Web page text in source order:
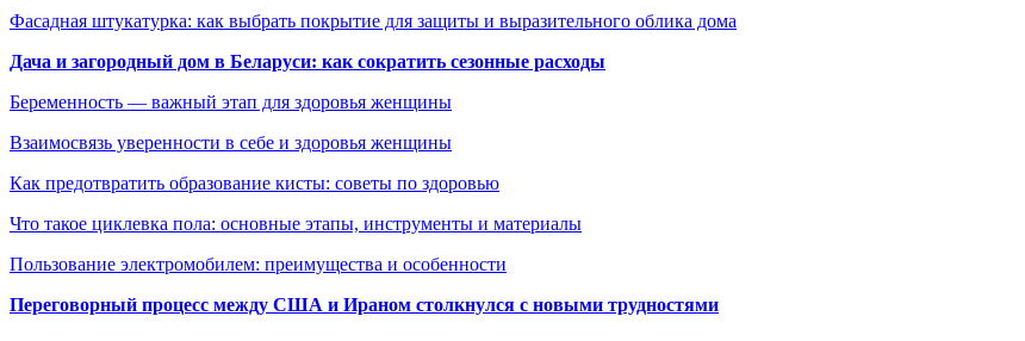
Фасадная штукатурка: как выбрать покрытие для защиты и выразительного облика дома
Дача и загородный дом в Беларуси: как сократить сезонные расходы
Беременность — важный этап для здоровья женщины
Взаимосвязь уверенности в себе и здоровья женщины
Как предотвратить образование кисты: советы по здоровью
Что такое циклевка пола: основные этапы, инструменты и материалы
Пользование электромобилем: преимущества и особенности
Переговорный процесс между США и Ираном столкнулся с новыми трудностями